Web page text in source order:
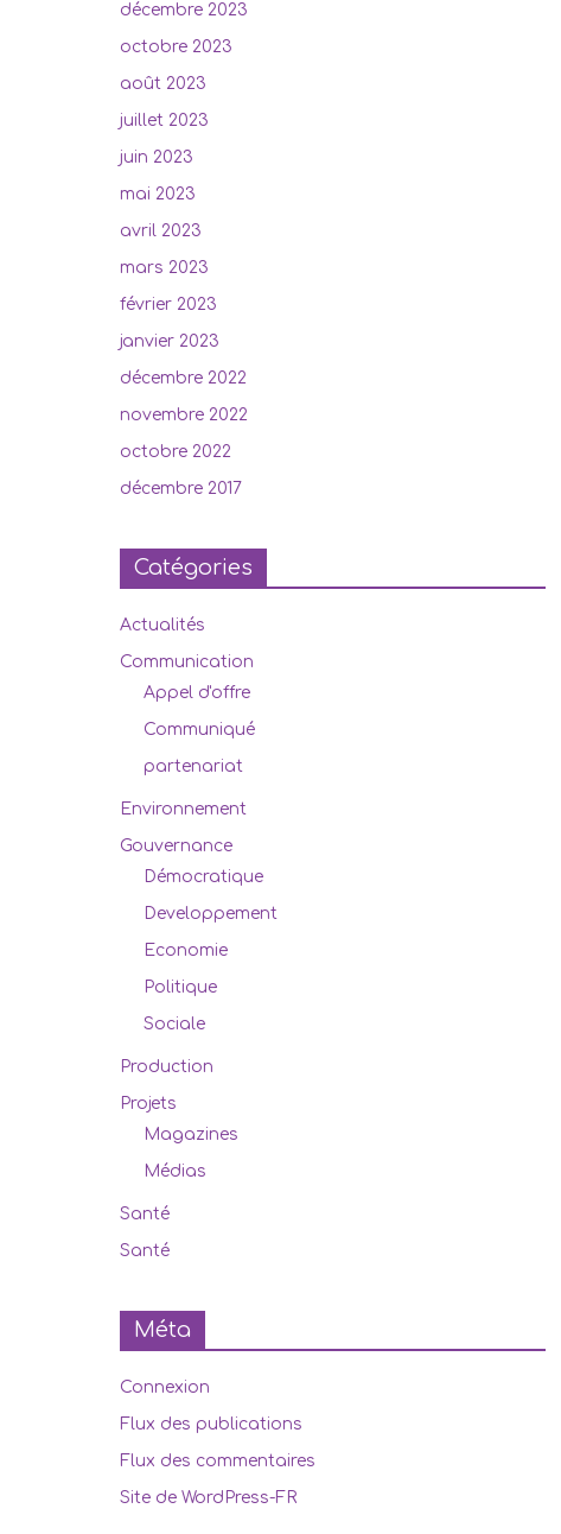
décembre 2023
octobre 2023
août 2023
juillet 2023
juin 2023
mai 2023
avril 2023
mars 2023
février 2023
janvier 2023
décembre 2022
novembre 2022
octobre 2022
décembre 2017
Catégories
Actualités
Communication
Appel d'offre
Communiqué
partenariat
Environnement
Gouvernance
Démocratique
Developpement
Economie
Politique
Sociale
Production
Projets
Magazines
Médias
Santé
Santé
Méta
Connexion
Flux des publications
Flux des commentaires
Site de WordPress-FR